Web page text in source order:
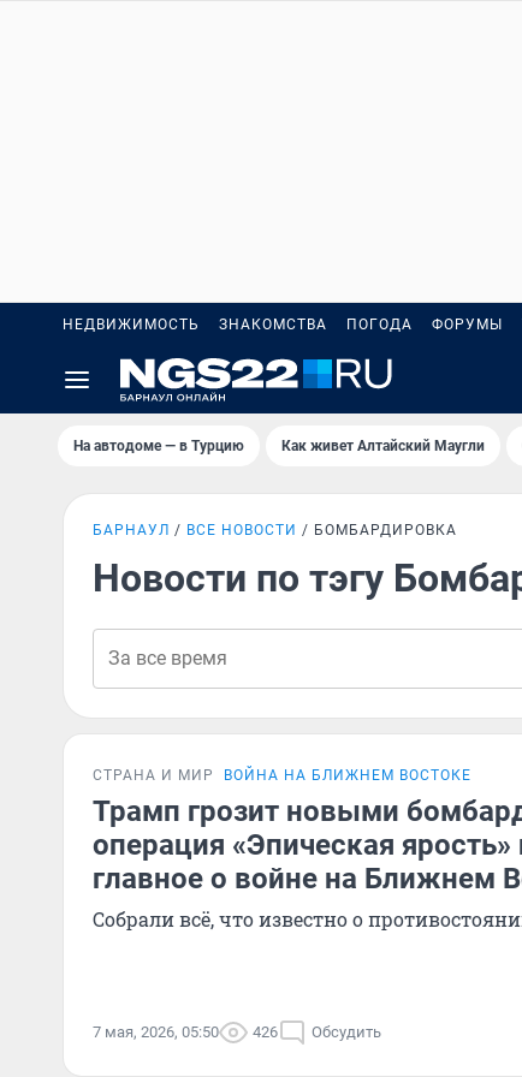
НЕДВИЖИМОСТЬ ЗНАКОМСТВА ПОГОДА ФОРУМЫ
На автодоме — в Турцию Как живет Алтайский Маугли
БАРНАУЛ ВСЕ НОВОСТИ БОМБАРДИРОВКА
Новости по тэгу
СТРАНА И МИР ВОЙНА НА БЛИЖНЕМ ВОСТОКЕ
Трамп грозит новыми
операция «Эпическая
главное о войне на Ближнем
Собрали всё, что известно о
7 мая, 2026, 05:50 426 Обсудить